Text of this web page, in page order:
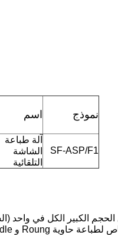
نموذج اسم
SF-ASP/F1
آلة طباعة
الشاشة
التلقائية